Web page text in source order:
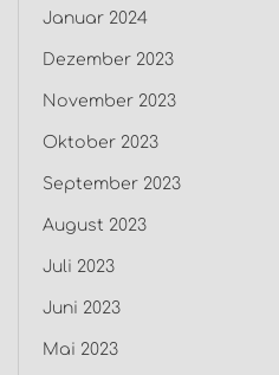
Januar 2024
Dezember 2023
November 2023
Oktober 2023
September 2023
August 2023
Juli 2023
Juni 2023
Mai 2023